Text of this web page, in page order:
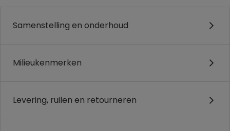
Samenstelling en onderhoud
Milieukenmerken
Levering, ruilen en retourneren